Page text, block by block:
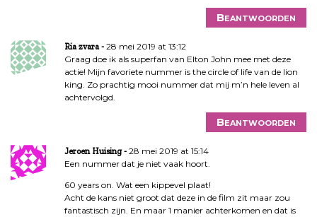
Beantwoorden
Ria zvara
28 mei 2019 at 13:12
Graag doe ik als superfan van Elton John mee met deze
actie! Mijn favoriete nummer is the circle of life van de lion
king. Zo prachtig mooi nummer dat mij m’n hele leven al
achtervolgd.
Beantwoorden
Jeroen Huising
28 mei 2019 at 15:14
Een nummer dat je niet vaak hoort.
60 years on. Wat een kippevel plaat!
Acht de kans niet groot dat deze in de film zit maar zou
fantastisch zijn. En maar 1 manier achterkomen en dat is